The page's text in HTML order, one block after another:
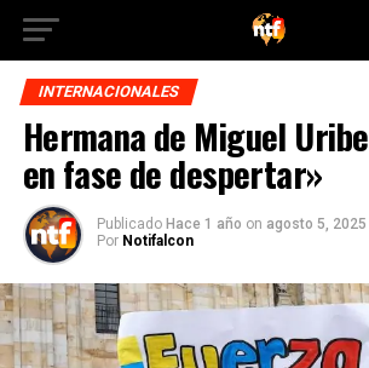
INTERNACIONALES
Hermana de Miguel
en fase de despertar»
Publicado Hace 1 año on agosto 5, 2025
Por Notifalcon